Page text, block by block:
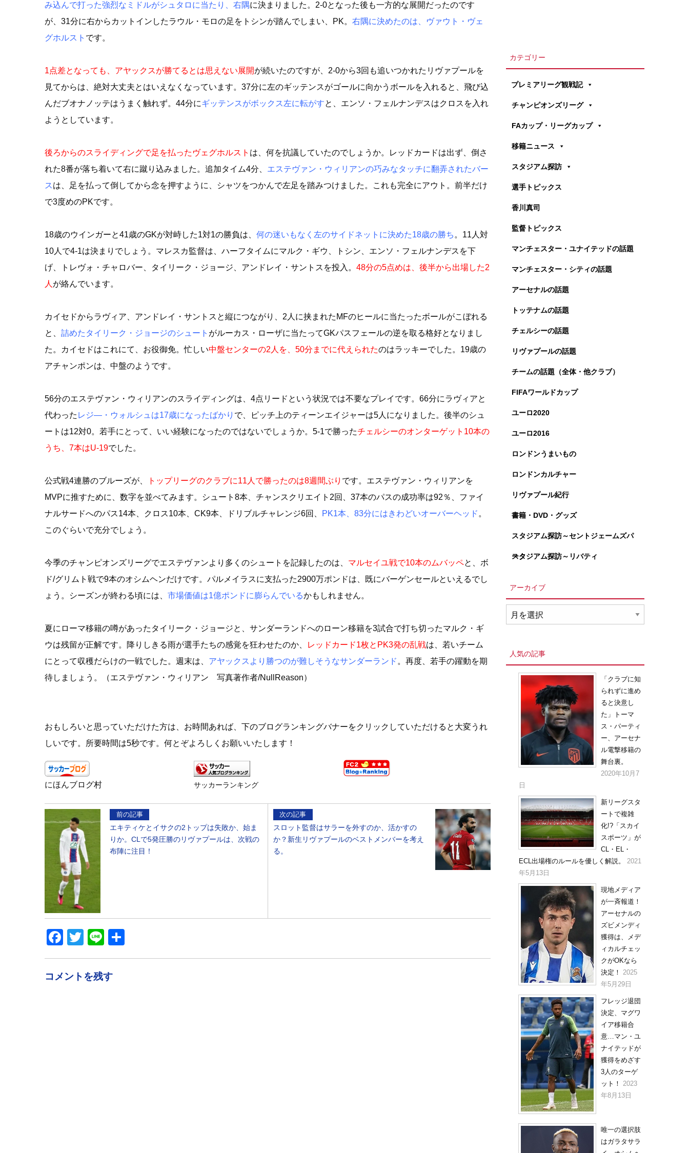
み込んで打った強烈なミドルがシュタロに当たり、右隅に決まりました。2-0となった後も一方的な展開だったのです
が、31分に右からカットインしたラウル・モロの足をトシンが踏んでしまい、PK。 右隅に決めたのは、ヴァウト・ヴェ
グホルスト です。
1点差となっても、アヤックスが勝てるとは思えない展開が続いたのですが、2-0から3回も追いつかれたリヴァプールを
見てからは、絶対大丈夫とはいえなくなっています。37分に左のギッテンスがゴールに向かうボールを入れると、飛び込
んだブオナノッテはうまく触れず。44分にギッテンスがボックス左に転がすと、エンソ・フェルナンデスはクロスを入れ
ようとしています。
後ろからのスライディングで足を払ったヴェグホルスト は、何を抗議していたのでしょうか。レッドカードは出ず、倒さ
れた8番が落ち着いて右に蹴り込みました。追加タイム4分、 エステヴァン・ウィリアンの巧みなタッチに翻弄されたバー
スは、足を払って倒してから念を押すように、シャツをつかんで左足を踏みつけました。これも完全にアウト。前半だけ
で3度めのPKです。
18歳のウインガーと41歳のGKが対峙した1対1の勝負は、 何の迷いもなく左のサイドネットに決めた18歳の勝ち 。11人対
10人で4-1は決まりでしょう。マレスカ監督は、ハーフタイムにマルク・ギウ、トシン、エンソ・フェルナンデスを下
げ、トレヴォ・チャロバー、タイリーク・ジョージ、アンドレイ・サントスを投入。 48分の5点めは、後半から出場した2
人 が絡んでいます。
カイセドからラヴィア、アンドレイ・サントスと縦につながり、2人に挟まれたMFのヒールに当たったボールがこぼれる
と、 詰めたタイリーク・ジョージのシュート がルーカス・ローザに当たってGKパスフェールの逆を取る格好となりまし
た。カイセドはこれにて、お役御免。忙しい中盤センターの2人を、50分までに代えられたのはラッキーでした。19歳の
アチャンポンは、中盤のようです。
56分のエステヴァン・ウィリアンのスライディングは、4点リードという状況では不要なプレイです。66分にラヴィアと
代わった レジ―・ウォルシュは17歳になったばかり で、ピッチ上のティーンエイジャーは5人になりました。後半のシュ
ートは12対0。若手にとって、いい経験になったのではないでしょうか。5-1で勝ったチェルシーのオンターゲット10本の
うち、7本はU-19でした。
公式戦4連勝のブルーズが、 トップリーグのクラブに11人で勝ったのは8週間ぶり です。エステヴァン・ウィリアンを
MVPに推すために、数字を並べてみます。シュート8本、チャンスクリエイト2回、37本のパスの成功率は92％、ファイ
ナルサードへのパス14本、クロス10本、CK9本、ドリブルチャレンジ6回、
PK1本、83分にはきわどいオーバーヘッド 。
このぐらいで充分でしょう。
今季のチャンピオンズリーグでエステヴァンより多くのシュートを記録したのは、 マルセイユ戦で10本のムバッペと、ボ
ド/グリムト戦で9本のオシムヘンだけです。パルメイラスに支払った2900万ポンドは、既にバーゲンセールといえるでし
ょう。シーズンが終わる頃には、 市場価値は1億ポンドに膨らんでいるかもしれません。
夏にローマ移籍の噂があったタイリーク・ジョージと、サンダーランドへのローン移籍を3試合で打ち切ったマルク・ギ
ウは残留が正解です。降りしきる雨が選手たちの感覚を狂わせたのか、
レッドカード1枚とPK3発の乱戦は、若いチーム
にとって収穫だらけの一戦でした。週末は、 アヤックスより勝つのが難しそうなサンダーランド 。再度、若手の躍動を期
待しましょう。（エステヴァン・ウィリアン 写真著作者/NullReason）
おもしろいと思っていただけた方は、お時間あれば、下のブログランキングバナーをクリックしていただけると大変うれ
しいです。所要時間は5秒です。何とぞよろしくお願いいたします！
にほんブログ村 サッカーランキング
前の記事
エキティケとイサクの2トップは失敗か、始ま
りか。CLで5発圧勝のリヴァプールは、次戦の
布陣に注目！
次の記事
スロット監督はサラーを外すのか、活かすの
か？新生リヴァプールのベストメンバーを考え
る。
Facebook
Twitter
Line
有
コメントを残す
カテゴリー
プレミアリーグ観戦記
チャンピオンズリーグ
FAカップ・リーグカップ
移籍ニュース
スタジアム探訪
選手トピックス
香川真司
監督トピックス
マンチェスター・ユナイテッドの話題
マンチェスター・シティの話題
アーセナルの話題
トッテナムの話題
チェルシーの話題
リヴァプールの話題
チームの話題（全体・他クラブ）
FIFAワールドカップ
ユーロ2020
ユーロ2016
ロンドンうまいもの
ロンドンカルチャー
リヴァプール紀行
書籍・DVD・グッズ
スタジアム探訪～セントジェームズパ
ーク
スタジアム探訪～リバティ
アーカイブ
ー
人気の記事
「クラブに知
られずに進め
ると決意し
た」トーマ
ス・パーティ
ー、アーセナ
ル電撃移籍の
舞台裏。
2020年10月7
日
新リーグスタ
ートで複雑
化!?「スカイ
スポーツ」が
CL・EL・
ECL出場権のルールを優しく解説。
2021
年5月13日
現地メディア
が一斉報道！
アーセナルの
ズビメンディ
獲得は、メデ
ィカルチェッ
クがOKなら
決定！
2025
年5月29日
フレッジ退団
決定、マグワ
イア移籍合
意…マン・ユ
ナイテッドが
獲得をめざす
3人のターゲ
ット！ 2023
年8月13日
唯一の選択肢
はガラタサラ